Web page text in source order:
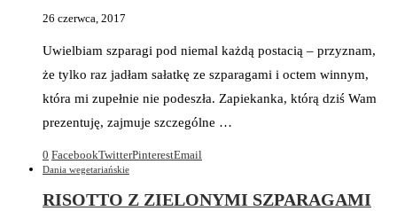
26 czerwca, 2017
Uwielbiam szparagi pod niemal każdą postacią – przyznam,
że tylko raz jadłam sałatkę ze szparagami i octem winnym,
która mi zupełnie nie podeszła. Zapiekanka, którą dziś Wam
prezentuję, zajmuje szczególne …
0 FacebookTwitterPinterestEmail
Dania wegetariańskie
RISOTTO Z ZIELONYMI SZPARAGAMI